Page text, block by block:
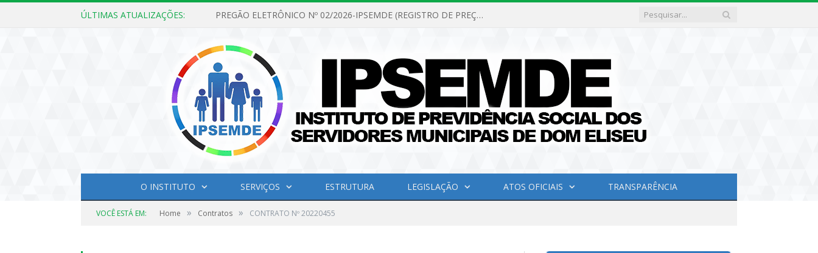
ÚLTIMAS ATUALIZAÇÕES: PREGÃO ELETRÔNICO Nº 02/2026-IPSEMDE (REGISTRO DE PREÇOS PARA FUTURA E EVENTUAL AQUISIÇÃO DE MATERIAL DE LIMPEZA E GÊNEROS ALIMENTÍCIOS PARA ATENDER AS NECESSIDADES DO INSTITUTO DE PREVIDÊNCIA SOCIAL DOS SERVIDORES MUNICIPAIS DE DOM ELISEU.)
O INSTITUTO SERVIÇOS ESTRUTURA LEGISLAÇÃO ATOS OFICIAIS TRANSPARÊNCIA
VOCÊ ESTÁ EM: Home » Contratos » CONTRATO Nº 20220455